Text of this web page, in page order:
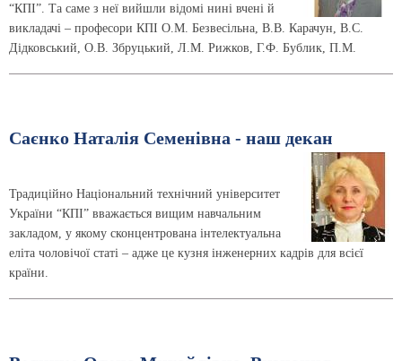
“КПІ”. Та саме з неї вийшли відомі нині вчені й
викладачі – професори КПІ О.М. Безвесільна, В.В. Карачун, В.С.
Дідковський, О.В. Збруцький, Л.М. Рижков, Г.Ф. Бублик, П.М.
Саєнко Наталія Семенівна - наш декан
Традиційно Національний технічний університет
України “КПІ” вважається вищим навчальним
закладом, у якому сконцентрована інтелектуальна
еліта чоловічої статі – адже це кузня інженерних кадрів для всієї
країни.